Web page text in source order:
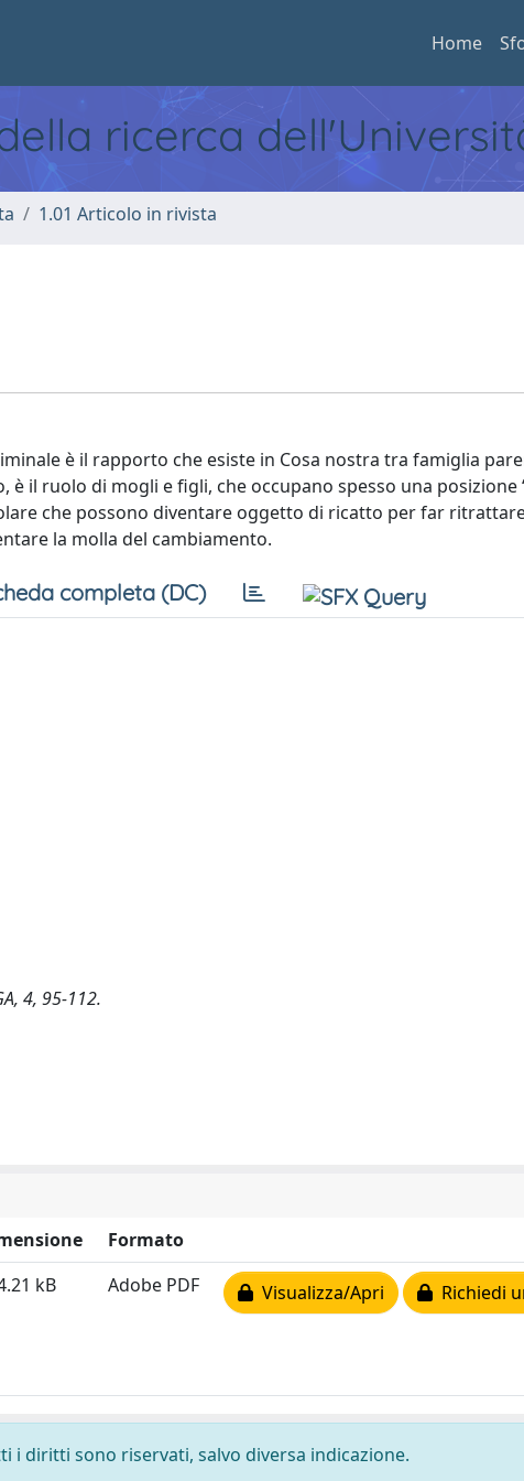
Home
ricerca
1.01 Articolo in rivista
è il rapporto che esiste in Cosa nostra tra famiglia
il ruolo di mogli e figli, che occupano spesso una posizione
che possono diventare oggetto di ricatto per far
la molla del cambiamento.
completa (DC)
4, 95-112.
Formato
kB Adobe PDF Visualizza/Apri Richiedi
diritti sono riservati, salvo diversa indicazione.